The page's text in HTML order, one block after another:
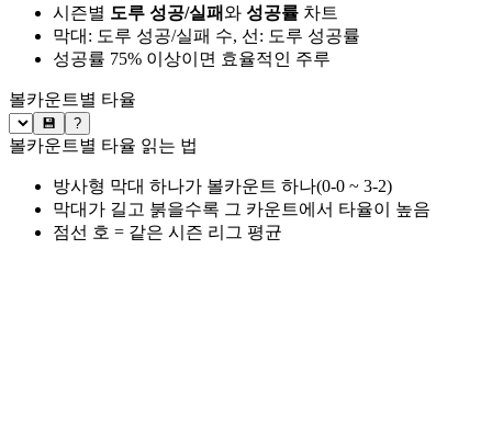
시즌별 도루 성공/실패와 성공률 차트
막대: 도루 성공/실패 수, 선: 도루 성공률
성공률 75% 이상이면 효율적인 주루
볼카운트별 타율
💾 ?
볼카운트별 타율 읽는 법
방사형 막대 하나가 볼카운트 하나(0-0 ~ 3-2)
막대가 길고 붉을수록 그 카운트에서 타율이 높음
점선 호 = 같은 시즌 리그 평균